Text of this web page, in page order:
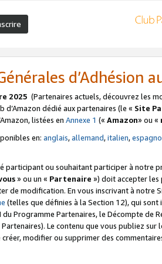
d’Adhésion
2025 (Partenaires actuels, découvrez les
d’Amazon dédié aux partenaires (le « Site
listées en Annexe 1 (« Amazon» ou «
en: anglais,allemand,italien,
participant ou souhaitant participer à notre
» ou un « Partenaire ») doit accepter les
de modification. En vous inscrivant à notre
(telles que définies à la Section 12), qui
du Programme Partenaires, le Décompte de
Le contenu que vous publiez
modifier ou supprimer des